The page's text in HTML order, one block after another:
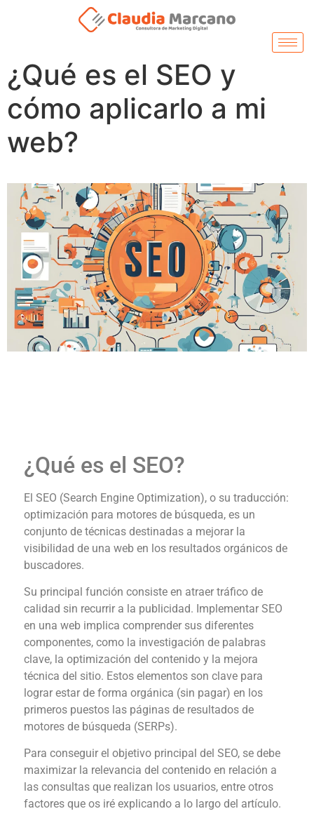
¿Qué es el SEO y
cómo aplicarlo a mi
web?
¿Qué es el SEO?
El SEO (Search Engine Optimization), o su traducción:
optimización para motores de búsqueda, es un
conjunto de técnicas destinadas a mejorar la
visibilidad de una web en los resultados orgánicos de
buscadores.
Su principal función consiste en atraer tráfico de
calidad sin recurrir a la publicidad. Implementar SEO
en una web implica comprender sus diferentes
componentes, como la investigación de palabras
clave, la optimización del contenido y la mejora
técnica del sitio. Estos elementos son clave para
lograr estar de forma orgánica (sin pagar) en los
primeros puestos las páginas de resultados de
motores de búsqueda (SERPs).
Para conseguir el objetivo principal del SEO, se debe
maximizar la relevancia del contenido en relación a
las consultas que realizan los usuarios, entre otros
factores que os iré explicando a lo largo del artículo.